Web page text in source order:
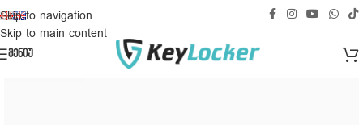
Skip to navigation
Skip to main content
უფასო მიწოდება საქართველოს ტერიტორიაზე!
ᲛᲔᲜᲘᲣ